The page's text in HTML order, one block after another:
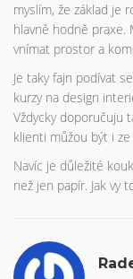
myslím, že základ je
hlavně hodně
vnímat prostor a
Je taky fajn podívat
kurzy na design
Vždycky doporučuju
klienti můžou být i ze
Navíc je důležité
než jen papír. Jak vy